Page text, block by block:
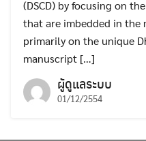
(DSCD) by focusing on
that are imbedded in the
primarily on the unique
manuscript […]
ผู้ดูแลระบบ
01/12/2554